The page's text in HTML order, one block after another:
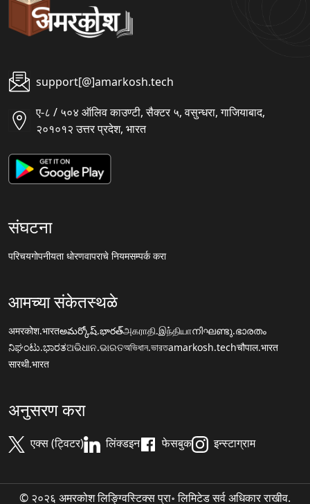
support[@]amarkosh.tech
ए-८ / ५०४ ऑलिव काउण्टी, सैक्टर ५, वसुन्धरा, गाजियाबाद,
२०१०१२ उत्तर प्रदेश, भारत
संघटना
परिचयगोपनीयता धोरणवापराचे नियमसम्पर्क करा
आमच्या संकेतस्थळे
अमरकोश.भारतఅమర్కోష్.భారత్அகராதி.இந்தியாനിഘണ്ടു.ഭാരതം
ನಿಘಂಟು.ಭಾರತଅଭିଧାନ.ଭାରତঅভিধান.ভারতamarkosh.techचौपाल.भारत
सारथी.भारत
अनुसरण करा
एक्स (ट्विटर) लिंक्डइन फेसबुक इन्स्टाग्राम
© २०२६ अमरकोश लिङ्ग्विस्टिक्स प्रा॰ लिमिटेड सर्व अधिकार राखीव.